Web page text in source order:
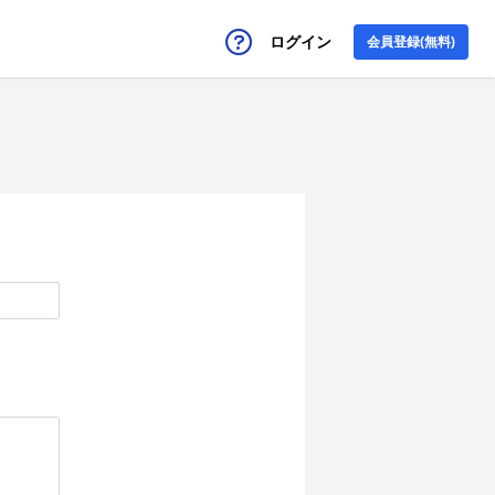
ログイン 会員登録(無料)